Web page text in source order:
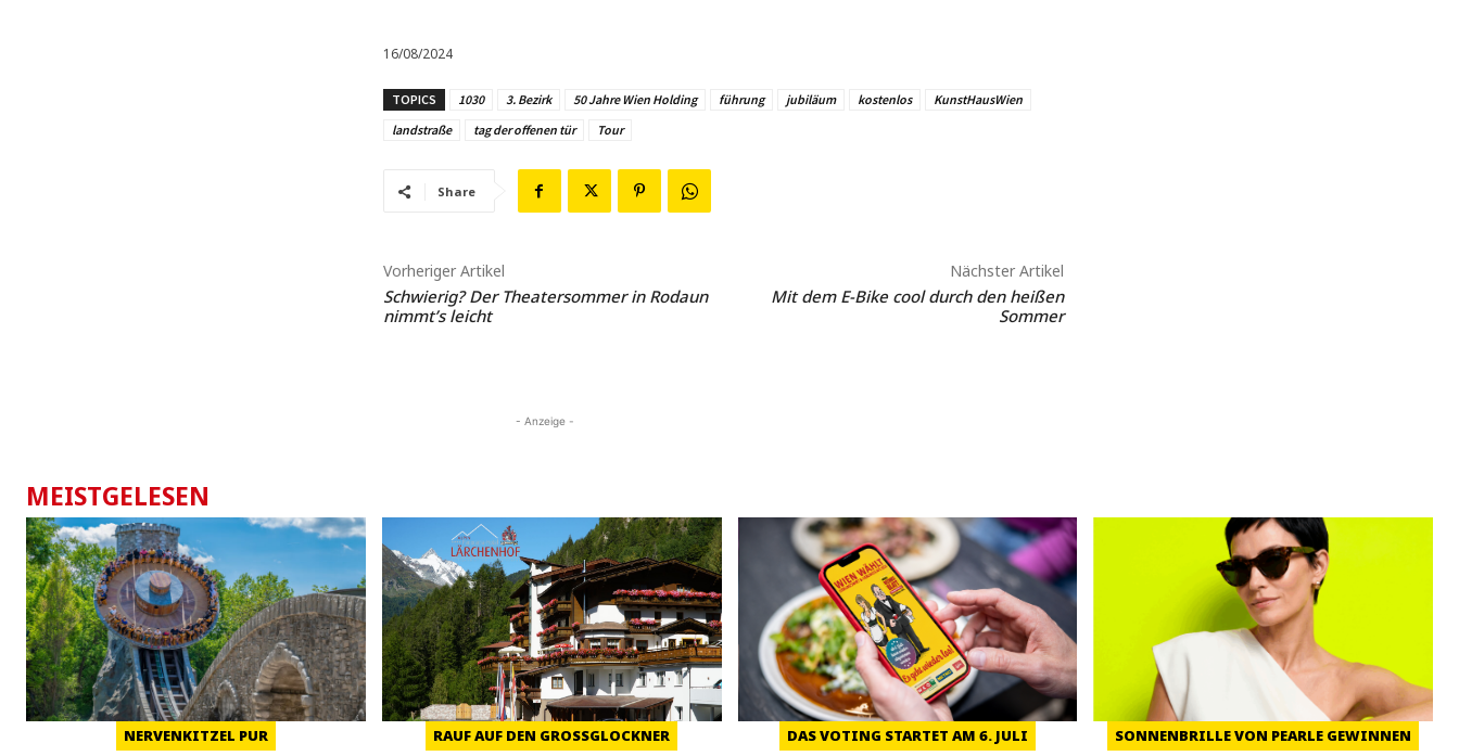
16/08/2024
TOPICS 1030 3. Bezirk 50 Jahre Wien Holding führung jubiläum kostenlos
KunstHausWien
landstraße
tag der offenen tür Tour
Share
Vorheriger Artikel
Schwierig? Der Theatersommer in Rodaun
nimmt’s leicht
Nächster Artikel
Mit dem E-Bike cool durch den heißen
Sommer
- Anzeige -
MEISTGELESEN
NERVENKITZEL PUR RAUF AUF DEN GROSSGLOCKNER DAS VOTING STARTET AM 6. JULI SONNENBRILLE VON PEARLE GEWINNEN